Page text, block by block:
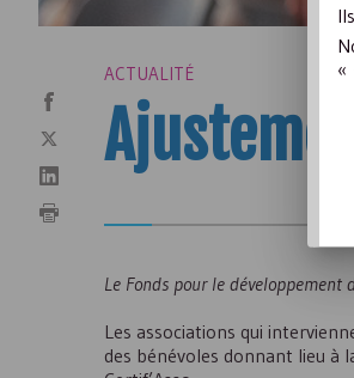
ACTUALITÉ
Le Fonds pour le développement
Les associations qui
des bénévoles donnant lieu à
«